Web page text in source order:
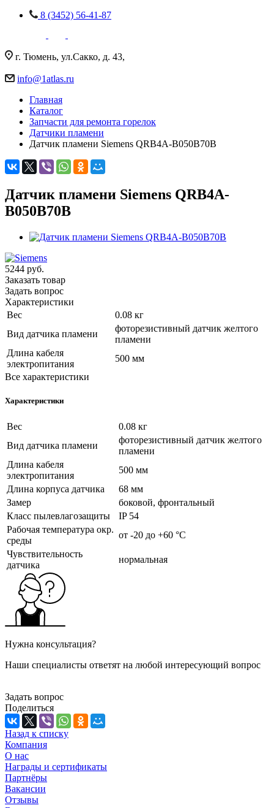
8 (3452) 56-41-87
г. Тюмень, ул.Сакко, д. 43,
info@1atlas.ru
Главная
Каталог
Запчасти для ремонта горелок
Датчики пламени
Датчик пламени Siemens QRB4A-B050B70B
Датчик пламени Siemens QRB4A-
B050B70B
5244 руб.
Заказать товар
Задать вопрос
Характеристики
Вес
0.08 кг
Вид датчика пламени
фоторезистивный датчик желтого
пламени
Длина кабеля
электропитания
500 мм
Все характеристики
Характеристики
Вес
0.08 кг
Вид датчика пламени
фоторезистивный датчик желтого
пламени
Длина кабеля
электропитания
500 мм
Длина корпуса датчика
68 мм
Замер
боковой, фронтальный
Класс пылевлагозащиты
IP 54
Рабочая температура окр.
среды
от -20 до +60 °C
Чувствительность
датчика
нормальная
Нужна консультация?
Наши специалисты ответят на любой интересующий вопрос
Задать вопрос
Поделиться
Назад к списку
Компания
О нас
Награды и сертификаты
Партнёры
Вакансии
Отзывы